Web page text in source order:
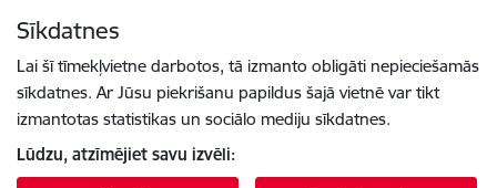
Sīkdatnes
Lai šī tīmekļvietne darbotos, tā izmanto obligāti nepieciešamās
sīkdatnes. Ar Jūsu piekrišanu papildus šajā vietnē var tikt
izmantotas statistikas un sociālo mediju sīkdatnes.
Lūdzu, atzīmējiet savu izvēli: